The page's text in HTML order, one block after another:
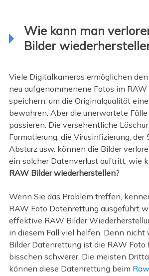
Wie kann man
Bilder
Viele Digitalkameras ermöglichen
neu aufgenommenene Fotos im RAW
speichern, um die Originalqualität
bewahren. Aber die unerwartete
passieren. Die versehentliche
Formatierung, die Virusinfizierung, der
Absturz usw. können die Bilder
ein solcher Datenverlust auftritt, wie
RAW Bilder wiederherstellen?
Wenn Sie das Problem treffen,
RAW Foto Datenrettung ausgeführt
effektive RAW Bilder
in diesem Fall viel helfen. Denn nicht
Bilder Datenrettung ist die RAW
bisschen schwerer. Die meisten
können diese Datenrettung beim